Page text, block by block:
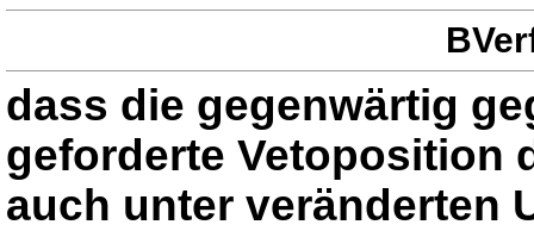
dass die gegenwärtig
geforderte Vetoposition
auch unter veränderten